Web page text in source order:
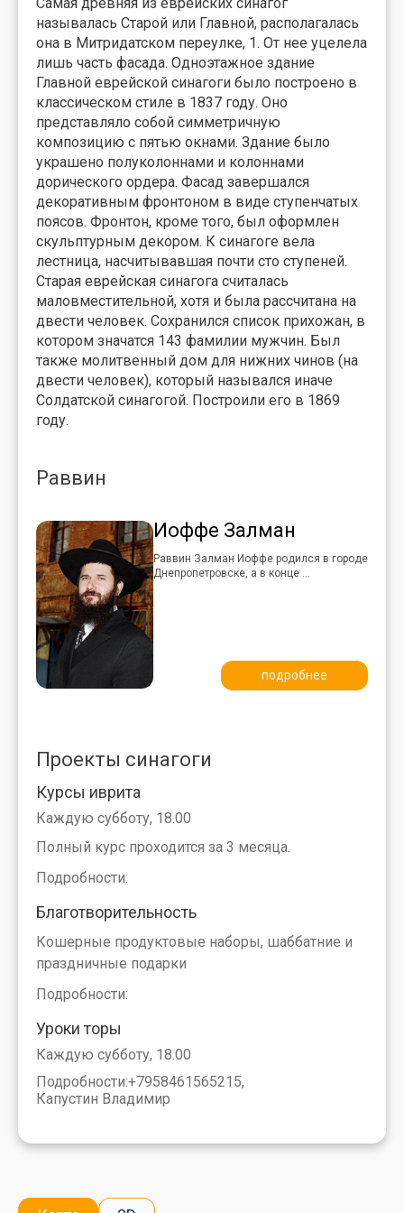
называлась Старой или Главной, располагалась
она в Митридатском переулке, 1. От нее уцелела
лишь часть фасада. Одноэтажное здание
Главной еврейской синагоги было построено в
классическом стиле в 1837 году. Оно
представляло собой симметричную
композицию с пятью окнами. Здание было
украшено полуколоннами и колоннами
дорического ордера. Фасад завершался
декоративным фронтоном в виде ступенчатых
поясов. Фронтон, кроме того, был оформлен
скульптурным декором. К синагоге вела
лестница, насчитывавшая почти сто ступеней.
Старая еврейская синагога считалась
маловместительной, хотя и была рассчитана на
двести человек. Сохранился список прихожан, в
котором значатся 143 фамилии мужчин. Был
также молитвенный дом для нижних чинов (на
двести человек), который назывался иначе
Солдатской синагогой. Построили его в 1869
году.
Раввин
Иоффе Залман
Раввин Залман Иоффе родился в городе
Днепропетровске, а в конце ...
подробнее
Проекты синагоги
Курсы иврита
Каждую субботу, 18.00
Полный курс проходится за 3 месяца.
Подробности:
Благотворительность
Кошерные продуктовые наборы, шаббатние и
праздничные подарки
Подробности:
Уроки торы
Каждую субботу, 18.00
Подробности:+7958461565215,
Капустин Владимир